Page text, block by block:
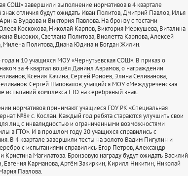
СОШ» завершили выполнение нормативов в 4 квартале
отличия будут ожидать Иван Политов, Дмитрий Павлов, Илья
Вурдова и Виктория Павлова. На бронзу с тестами
Коскокова, Николай Карпов, Виктория Меркушева, Виталина
Высоких, Светлана Политова, Виолетта Карпова, Алексей
Милена Политова, Диана Юдина и Богдан Жилин.
и 10 учащихся МОУ «Чернутьевская СОШ». В приказ о
за 4 квартал вошёл Даниил Аврамов, о награждении
Ксения Качина, Сергей Роноев, Элина Селиванова,
Сергей Шаповалов, учащийся МОУ «Междуреченская
комплекса ГТО на серебряный знак.
нормативов принимают учащиеся ГОУ РК «Специальная
№8» с. Кослан. Каждый год ребята стараются улучшить свои
лиц с инвалидностью и ограниченными возможностями
в ГТО». И в прошлом году 20 учащихся справились с
В 4 квартале завершили тесты на золото Вадим Пигулин и
с испытаниями справились Егор Петров, Александр
Кристина Магилатова. Бронзовую награду будут ожидать Василий
Карманова, Артём Закиркин, Кирилл Никитин, Николай
Павлова.